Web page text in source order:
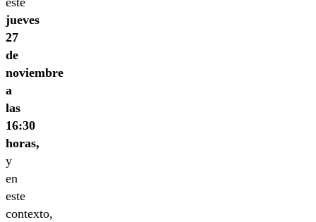
jueves
27
de
noviembre
a
las
16:30
horas,
y
en
este
contexto,